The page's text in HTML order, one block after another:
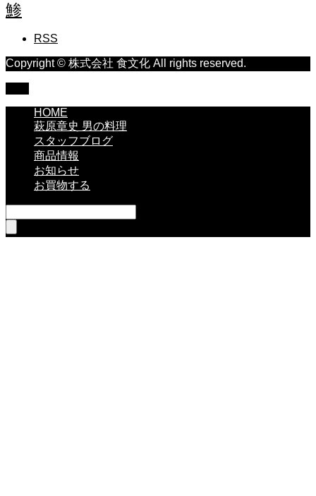
鯵
RSS
Copyright © 株式会社 食文化 All rights reserved.
HOME
萩原章史 男の料理
スタッフブログ
商品情報
お知らせ
お買物する